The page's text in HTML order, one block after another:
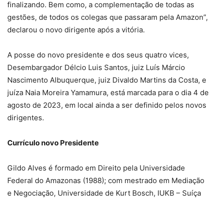
finalizando. Bem como, a complementação de todas as
gestões, de todos os colegas que passaram pela Amazon”,
declarou o novo dirigente após a vitória.
A posse do novo presidente e dos seus quatro vices,
Desembargador Délcio Luis Santos, juiz Luís Márcio
Nascimento Albuquerque, juiz Divaldo Martins da Costa, e
juíza Naia Moreira Yamamura, está marcada para o dia 4 de
agosto de 2023, em local ainda a ser definido pelos novos
dirigentes.
Currículo novo Presidente
Gildo Alves é formado em Direito pela Universidade
Federal do Amazonas (1988); com mestrado em Mediação
e Negociação, Universidade de Kurt Bosch, IUKB – Suíça